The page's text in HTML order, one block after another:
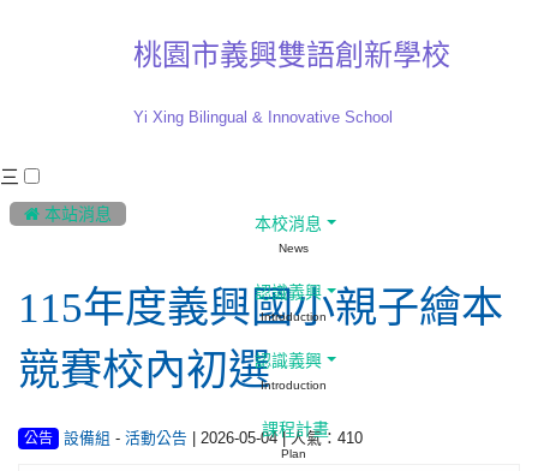
:::
 本站消息
115年度義興國小親子繪本
競賽校內初選
公告 設備組 - 活動公告 | 2026-05-04 | 人氣：410
桃園市義興雙語創新學校
Yi Xing Bilingual & Innovative School
三
本校消息
News
認識義興
Introduction
認識義興
Introduction
課程計畫
Plan